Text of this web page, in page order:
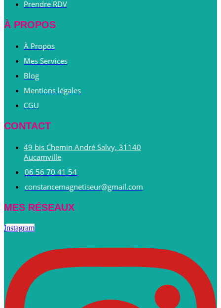
Prendre RDV
À PROPOS
À Propos
Mes Services
Blog
Mentions légales
CGU
CONTACT
49 bis Chemin André Salvy, 31140
Aucamville
06 56 70 41 54
constancemagnetiseur@gmail.com
MES RÉSEAUX
Instagram